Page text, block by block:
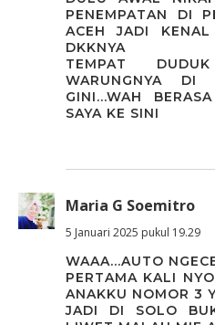
PENEMPATAN DI
ACEH JADI
DKKNYA
TEMPAT
WARUNGNYA DI
GINI...WAH
SAYA KE SINI
Maria G Soemitro
5 Januari 2025 pukul 19.29
WAAA...AUTO
PERTAMA KALI
ANAKKU NOMOR 3
JADI DI SOLO